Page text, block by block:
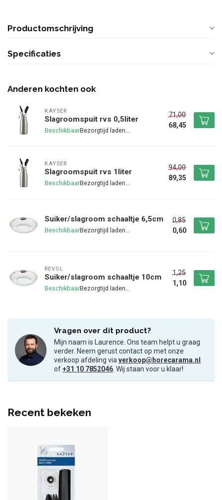
Productomschrijving
Specificaties
Anderen kochten ook
KAYSER
Slagroomspuit rvs 0,5liter
Beschikbaar
71,00
68,45
KAYSER
Slagroomspuit rvs 1liter
Beschikbaar
94,00
89,35
Suiker/slagroom schaaltje 6,5cm
Beschikbaar
0,85
0,60
REVOL
Suiker/slagroom schaaltje 10cm
Beschikbaar
1,25
1,10
Vragen over dit product?
Mijn naam is Laurence. Ons team helpt u graag
verder. Neem gerust contact op met onze
verkoop afdeling viaverkoop@horecarama.nl
of+31 10 7852046. Wij staan voor u klaar!
Recent bekeken